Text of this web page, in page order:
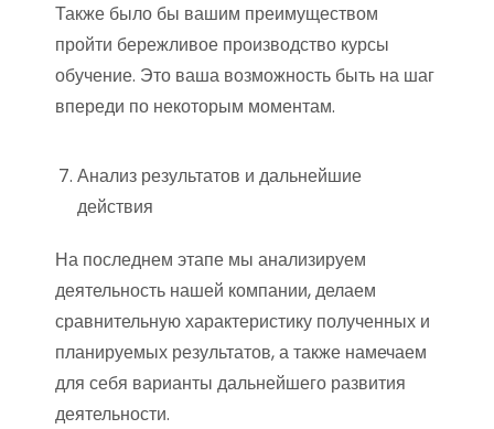
Также было бы вашим преимуществом
пройти бережливое производство курсы
обучение. Это ваша возможность быть на шаг
впереди по некоторым моментам.
Анализ результатов и дальнейшие
действия
На последнем этапе мы анализируем
деятельность нашей компании, делаем
сравнительную характеристику полученных и
планируемых результатов, а также намечаем
для себя варианты дальнейшего развития
деятельности.